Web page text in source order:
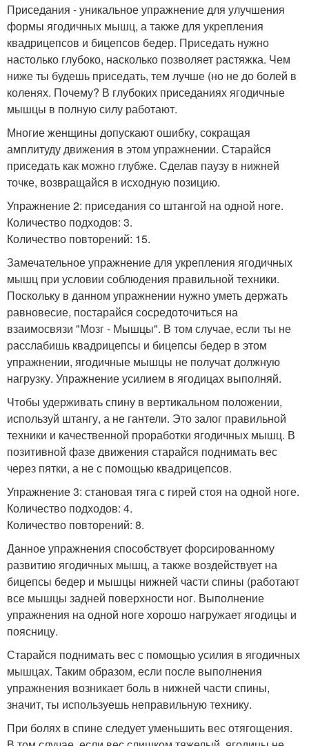
Приседания - уникальное упражнение для улучшения
формы ягодичных мышц, а также для укрепления
квадрицепсов и бицепсов бедер. Приседать нужно
настолько глубоко, насколько позволяет растяжка. Чем
ниже ты будешь приседать, тем лучше (но не до болей в
коленях. Почему? В глубоких приседаниях ягодичные
мышцы в полную силу работают.
Многие женщины допускают ошибку, сокращая
амплитуду движения в этом упражнении. Старайся
приседать как можно глубже. Сделав паузу в нижней
точке, возвращайся в исходную позицию.
Упражнение 2: приседания со штангой на одной ноге.
Количество подходов: 3.
Количество повторений: 15.
Замечательное упражнение для укрепления ягодичных
мышц при условии соблюдения правильной техники.
Поскольку в данном упражнении нужно уметь держать
равновесие, постарайся сосредоточиться на
взаимосвязи "Мозг - Мышцы". В том случае, если ты не
расслабишь квадрицепсы и бицепсы бедер в этом
упражнении, ягодичные мышцы не получат должную
нагрузку. Упражнение усилием в ягодицах выполняй.
Чтобы удерживать спину в вертикальном положении,
используй штангу, а не гантели. Это залог правильной
техники и качественной проработки ягодичных мышц. В
позитивной фазе движения старайся поднимать вес
через пятки, а не с помощью квадрицепсов.
Упражнение 3: становая тяга с гирей стоя на одной ноге.
Количество подходов: 4.
Количество повторений: 8.
Данное упражнения способствует форсированному
развитию ягодичных мышц, а также воздействует на
бицепсы бедер и мышцы нижней части спины (работают
все мышцы задней поверхности ног. Выполнение
упражнения на одной ноге хорошо нагружает ягодицы и
поясницу.
Старайся поднимать вес с помощью усилия в ягодичных
мышцах. Таким образом, если после выполнения
упражнения возникает боль в нижней части спины,
значит, ты используешь неправильную технику.
При болях в спине следует уменьшить вес отягощения.